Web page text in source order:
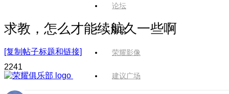
论坛
版块
荣耀影像
建议广场
求教，怎么才能续航久一些啊
[复制帖子标题和链接]
2241